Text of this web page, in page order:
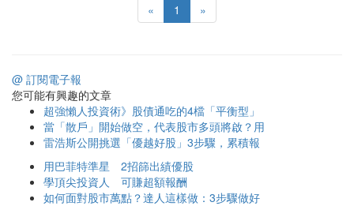
« 1 »
@ 訂閱電子報
您可能有興趣的文章
超強懶人投資術》股債通吃的4檔「平衡型」
當「散戶」開始做空，代表股市多頭將啟？用
雷浩斯公開挑選「優越好股」3步驟，累積報
用巴菲特準星 2招篩出績優股
學頂尖投資人 可賺超額報酬
如何面對股市萬點？達人這樣做：3步驟做好